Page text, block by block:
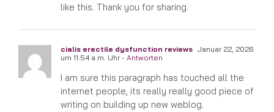
like this. Thank you for sharing.
cialis erectile dysfunction reviews Januar 22, 2026
um 11:54 a.m. Uhr- Antworten
I am sure this paragraph has touched all the
internet people, its really really good piece of
writing on building up new weblog.